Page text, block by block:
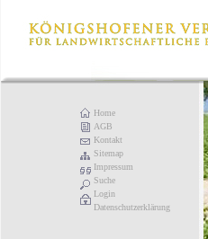
Home
AGB
Kontakt
Sitemap
Impressum
Suche
Login
Datenschutzerklärung